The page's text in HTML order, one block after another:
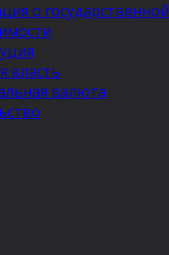
о государственной
власть
валюта